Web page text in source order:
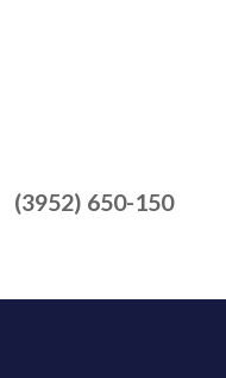
(3952) 650-150